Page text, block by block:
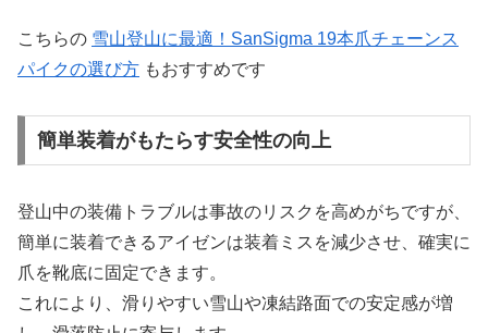
こちらの 雪山登山に最適！SanSigma 19本爪チェーンス
パイクの選び方 もおすすめです
簡単装着がもたらす安全性の向上
登山中の装備トラブルは事故のリスクを高めがちですが、
簡単に装着できるアイゼンは装着ミスを減少させ、確実に
爪を靴底に固定できます。
これにより、滑りやすい雪山や凍結路面での安定感が増